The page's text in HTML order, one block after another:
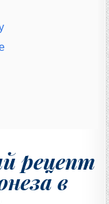
рецепт
в